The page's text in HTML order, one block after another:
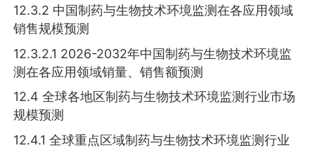
12.3.2 中国制药与生物技术环境监测在各应用领域
销售规模预测
12.3.2.1 2026-2032年中国制药与生物技术环境监
测在各应用领域销量、销售额预测
12.4 全球各地区制药与生物技术环境监测行业市场
规模预测
12.4.1 全球重点区域制药与生物技术环境监测行业